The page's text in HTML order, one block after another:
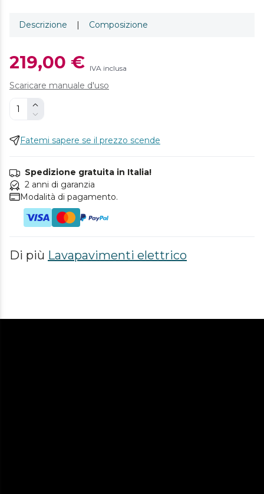
Descrizione | Composizione
219,00 € IVA inclusa
Scaricare manuale d'uso
Fatemi sapere se il prezzo scende
Spedizione gratuita in Italia!
2 anni di garanzia
Modalità di pagamento.
Di più Lavapavimenti elettrico